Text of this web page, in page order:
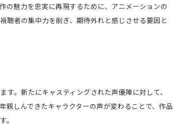
の魅力を忠実に再現するために、アニメーションの
聴者の集中力を削ぎ、期待外れと感じさせる要因と
。新たにキャスティングされた声優陣に対して、
親しんできたキャラクターの声が変わることで、作品
。